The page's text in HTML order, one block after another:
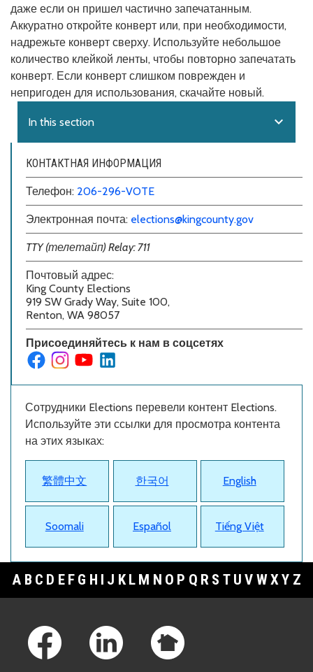
даже если он пришел частично запечатанным.
Аккуратно откройте конверт или, при необходимости,
надрежьте конверт сверху. Используйте небольшое
количество клейкой ленты, чтобы повторно запечатать
конверт. Если конверт слишком поврежден и
непригоден для использования, скачайте новый.
In this section expand_more
КОНТАКТНАЯ ИНФОРМАЦИЯ
Телефон: 206-296-VOTE
Электронная почта: elections@kingcounty.gov
TTY (телетайп) Relay: 711
Почтовый адрес:
King County Elections
919 SW Grady Way, Suite 100,
Renton, WA 98057
Присоединяйтесь к нам в соцсетях
Сотрудники Elections перевели контент Elections.
Используйте эти ссылки для просмотра контента
на этих языках:
繁體中文 한국어 English
Soomali Español Tiếng Việt
A B C D E F G H I J K L M N O P Q R S T U V WXY Z